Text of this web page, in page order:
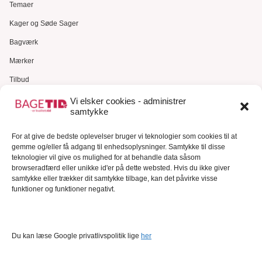
Vi elsker cookies - administrer
samtykke
For at give de bedste oplevelser bruger vi teknologier som cookies til at
gemme og/eller få adgang til enhedsoplysninger. Samtykke til disse
teknologier vil give os mulighed for at behandle data såsom
browseradfærd eller unikke id'er på dette websted. Hvis du ikke giver
samtykke eller trækker dit samtykke tilbage, kan det påvirke visse
funktioner og funktioner negativt.
Du kan læse Google privatlivspolitik lige her
Temaer
Kager og Søde Sager
Bagværk
Mærker
Tilbud
Gavekort
Kundeservice
Kundeservice
FAQ – Ofte stillede spørgsmål
Om Bagetid.dk
Se Fødevarestyrelsens smiley-rapporter